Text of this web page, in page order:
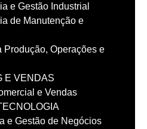
e Gestão Industrial
de Manutenção e
Produção, Operações e
E VENDAS
e Vendas
e Gestão de Negócios